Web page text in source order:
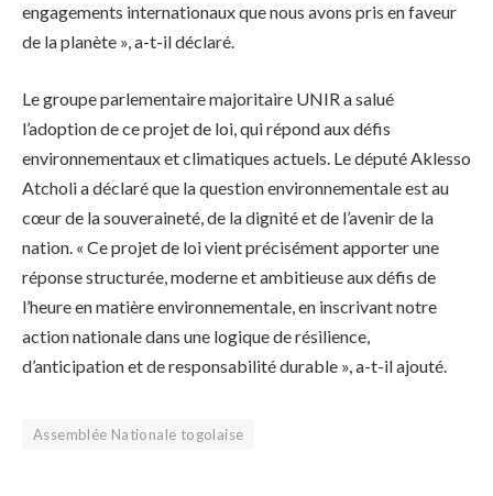
engagements internationaux que nous avons pris en faveur
de la planète », a-t-il déclaré.
Le groupe parlementaire majoritaire UNIR a salué
l’adoption de ce projet de loi, qui répond aux défis
environnementaux et climatiques actuels. Le député Aklesso
Atcholi a déclaré que la question environnementale est au
cœur de la souveraineté, de la dignité et de l’avenir de la
nation. « Ce projet de loi vient précisément apporter une
réponse structurée, moderne et ambitieuse aux défis de
l’heure en matière environnementale, en inscrivant notre
action nationale dans une logique de résilience,
d’anticipation et de responsabilité durable », a-t-il ajouté.
Assemblée Nationale togolaise